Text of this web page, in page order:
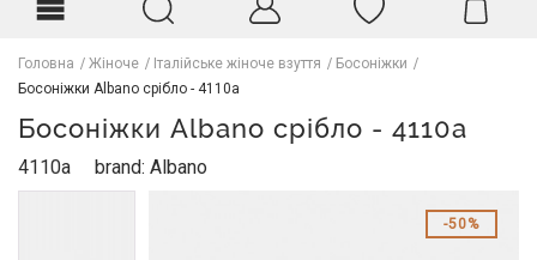
Головна Жіноче Італійське жіноче взуття
Босоніжки
Босоніжки Albano срібло - 4110a
Босоніжки Albano срібло - 4110a
4110a brand: Albano
50%